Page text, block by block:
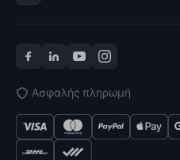
Ασφαλής πληρωμή